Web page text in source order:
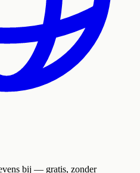
bij — gratis, zonder